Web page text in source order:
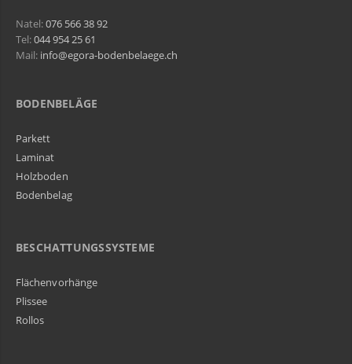
Natel:076 566 38 92
Tel:044 954 25 61
Mail: info@egora-bodenbelaege.ch
BODENBELÄGE
Parkett
Laminat
Holzboden
Bodenbelag
BESCHATTUNGSSYSTEME
Flächenvorhänge
Plissee
Rollos